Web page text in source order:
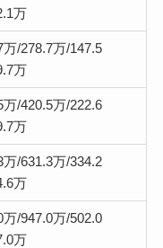
万
万/278.7万/147.5
万
万/420.5万/222.6
万
万/631.3万/334.2
万
万/947.0万/502.0
万